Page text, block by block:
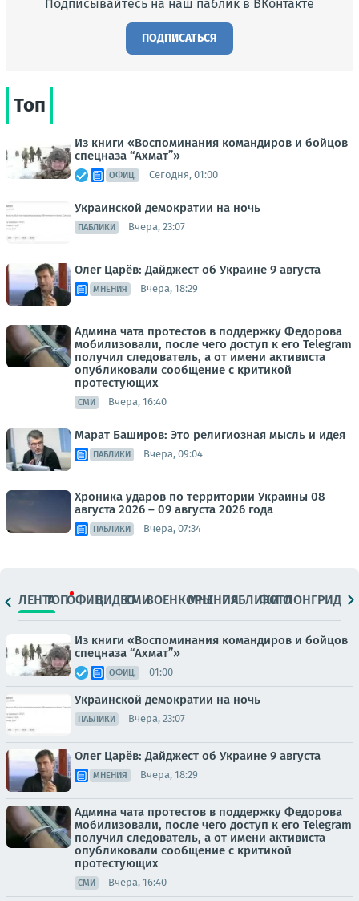
Подписывайтесь на наш паблик в ВКонтакте
ПОДПИСАТЬСЯ
Топ
Из книги «Воспоминания командиров и бойцов
спецназа “Ахмат”»
ОФИЦ. Сегодня, 01:00
Украинской демократии на ночь
ПАБЛИКИ Вчера, 23:07
Олег Царёв: Дайджест об Украине 9 августа
МНЕНИЯ Вчера, 18:29
Админа чата протестов в поддержку Федорова
мобилизовали, после чего доступ к его Telegram
получил следователь, а от имени активиста
опубликовали сообщение с критикой
протестующих
СМИ Вчера, 16:40
Марат Баширов: Это религиозная мысль и идея
ПАБЛИКИ Вчера, 09:04
Хроника ударов по территории Украины 08
августа 2026 – 09 августа 2026 года
ПАБЛИКИ Вчера, 07:34
ЛЕНТАТОПОФИЦ.ВИДЕОСМИВОЕНКОРЫМНЕНИЯПАБЛИКИ
ФОТОЛОНГРИДЫ
Из книги «Воспоминания командиров и бойцов
спецназа “Ахмат”»
ОФИЦ. 01:00
Украинской демократии на ночь
ПАБЛИКИ Вчера, 23:07
Олег Царёв: Дайджест об Украине 9 августа
МНЕНИЯ Вчера, 18:29
Админа чата протестов в поддержку Федорова
мобилизовали, после чего доступ к его Telegram
получил следователь, а от имени активиста
опубликовали сообщение с критикой
протестующих
СМИ Вчера, 16:40